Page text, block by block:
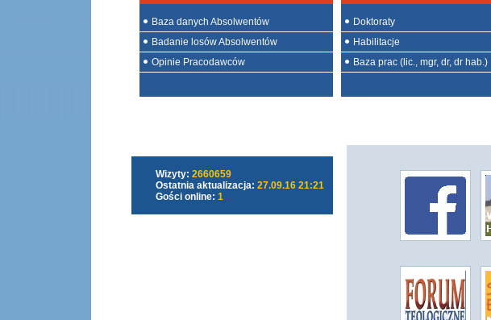
Baza danych Absolwentów
Badanie losów Absolwentów
Opinie Pracodawców
Doktoraty
Habilitacje
Baza prac (lic., mgr, dr, dr hab.)
Wizyty: 2660659
Ostatnia aktualizacja: 27.09.16 21:21
Gości online: 1